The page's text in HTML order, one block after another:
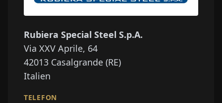
Rubiera Special Steel S.p.A.
Via XXV Aprile, 64
42013 Casalgrande (RE)
Italien
TELEFON